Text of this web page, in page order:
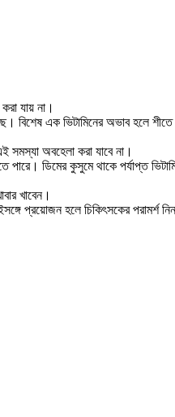
যায় না।
এক ভিটামিনের অভাব হলে শীতে
সমস্যা অবহেলা করা যাবে না।
পারে। ডিমের কুসুমে থাকে পর্যাপ্ত
খাবেন।
প্রয়োজন হলে চিকিৎসকের পরামর্শ